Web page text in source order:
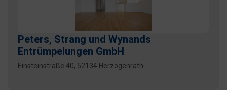
Peters, Strang und Wynands
Entrümpelungen GmbH
Einsteinstraße 40, 52134 Herzogenrath